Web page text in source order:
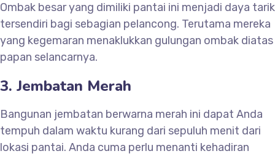
Ombak besar yang dimiliki pantai ini menjadi daya tarik
tersendiri bagi sebagian pelancong. Terutama mereka
yang kegemaran menaklukkan gulungan ombak diatas
papan selancarnya.
3. Jembatan Merah
Bangunan jembatan berwarna merah ini dapat Anda
tempuh dalam waktu kurang dari sepuluh menit dari
lokasi pantai. Anda cuma perlu menanti kehadiran